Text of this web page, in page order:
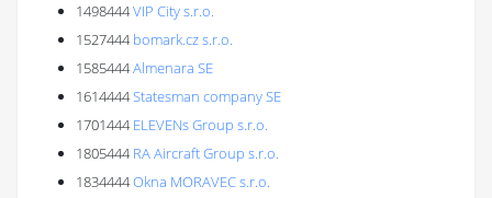
1498444VIP City s.r.o.
1527444 bomark.cz s.r.o.
1585444Almenara SE
1614444Statesman company SE
1701444 ELEVENs Group s.r.o.
1805444 RA Aircraft Group s.r.o.
1834444Okna MORAVEC s.r.o.